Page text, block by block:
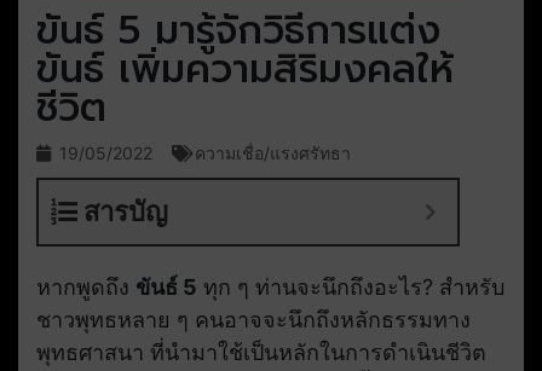
ขันธ์ 5 มารู้จักวิธีการแต่ง
ขันธ์ เพิ่มความสิริมงคลให้
ชีวิต
19/05/2022 ความเชื่อ/แรงศรัทธา
สารบัญ
หากพูดถึง ขันธ์ 5 ทุก ๆ ท่านจะนึกถึงอะไร? สำหรับ
ชาวพุทธหลาย ๆ คนอาจจะนึกถึงหลักธรรมทาง
พุทธศาสนา ที่นำมาใช้เป็นหลักในการดำเนินชีวิต